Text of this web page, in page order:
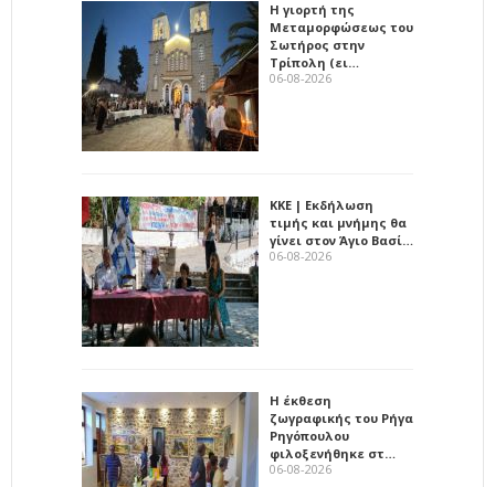
Η γιορτή της
Μεταμορφώσεως του
Σωτήρος στην
Τρίπολη (ει…
06-08-2026
ΚΚΕ | Εκδήλωση
τιμής και μνήμης θα
γίνει στον Άγιο Βασί…
06-08-2026
Η έκθεση
ζωγραφικής του Ρήγα
Ρηγόπουλου
φιλοξενήθηκε στ…
06-08-2026